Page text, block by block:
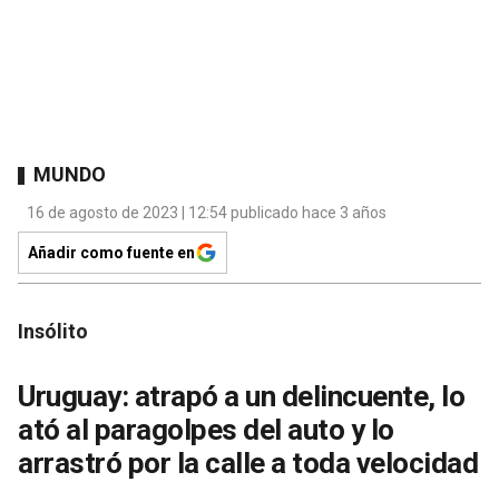
MUNDO
16 de agosto de 2023 | 12:54 publicado hace 3 años
Añadir como fuente en
Insólito
Uruguay: atrapó a un delincuente, lo
ató al paragolpes del auto y lo
arrastró por la calle a toda velocidad